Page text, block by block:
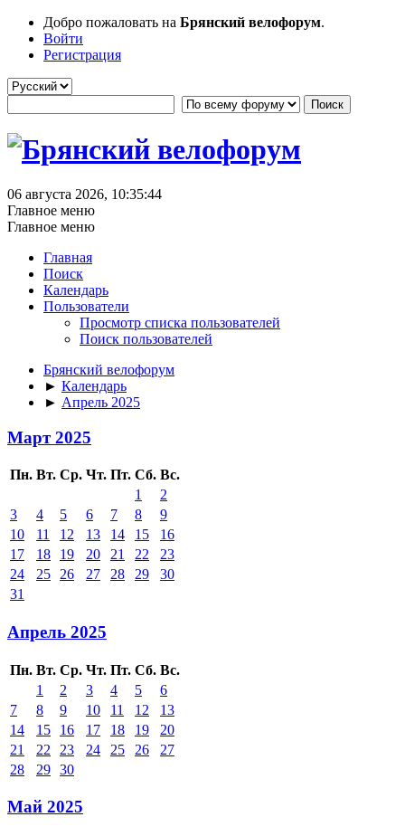
Добро пожаловать на Брянский велофорум.
Войти
Регистрация
06 августа 2026, 10:35:44
Главное меню
Главное меню
Главная
Поиск
Календарь
Пользователи
Просмотр списка пользователей
Поиск пользователей
Брянский велофорум
► Календарь
► Апрель 2025
Март 2025
Пн. Вт. Ср. Чт. Пт. Сб. Вс.
1
2
3
4 5 6 7 8
9
10
11 12 13 14 15
16
17
18 19 20 21 22
23
24
25 26 27 28 29
30
31
Апрель 2025
Пн. Вт. Ср. Чт. Пт. Сб. Вс.
1
2 3 4 5
6
7
8 9 10 11 12
13
14
15 16 17 18 19
20
21
22 23 24 25 26
27
28
29 30
Май 2025